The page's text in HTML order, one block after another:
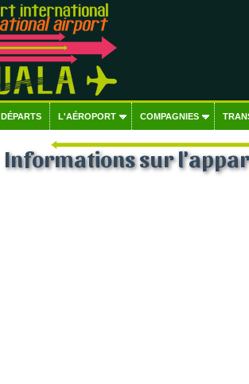
DÉPARTS L'AÉROPORT COMPAGNIES
Informations sur